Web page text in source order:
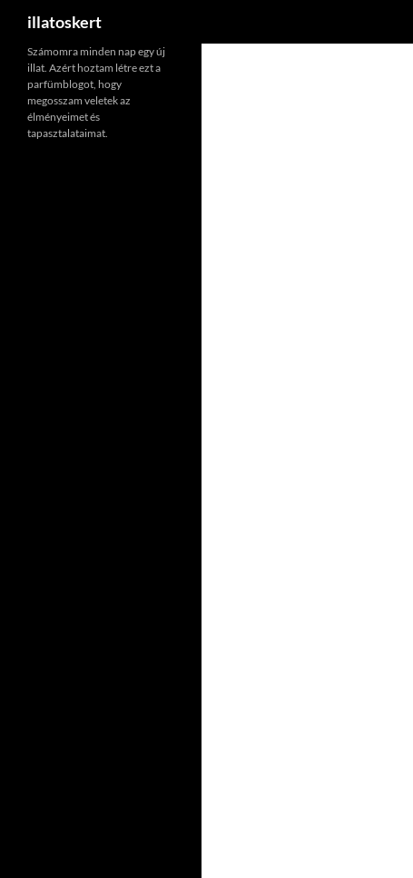
illatoskert
Számomra minden nap egy új
illat. Azért hoztam létre ezt a
parfümblogot, hogy
megosszam veletek az
élményeimet és
tapasztalataimat.